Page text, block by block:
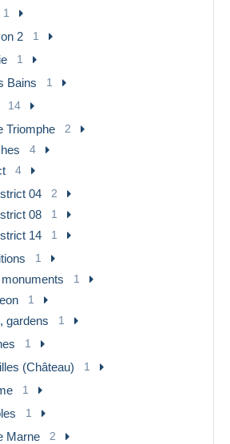
connus, un échelonnement
en 4 fois ou plus, à partir
les lots qui vous intéressent :
1
2 1
1
Bains 1
14
Triomphe 2
4
4
04 2
08 1
14 1
1
1
1
gardens 1
1
(Château) 1
1
1
Marne 2